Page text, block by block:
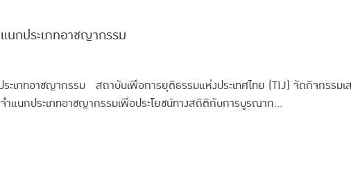
นกประเภทอาชญากรรม
ะเภทอาชญากรรม สถาบันเพื่อการยุติธรรมแห่งประเทศไทย (TIJ) จัดกิจกรรมเ
จำแนกประเภทอาชญากรรมเพื่อประโยชน์ทางสถิติกับการบูรณาก...